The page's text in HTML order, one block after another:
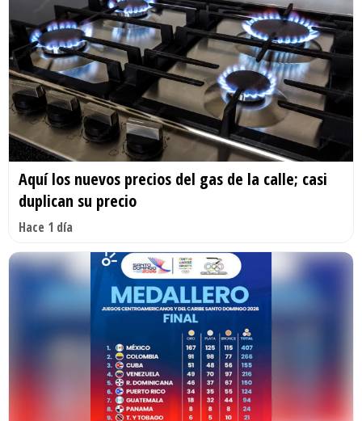
Aquí los nuevos precios del gas de la calle; casi
duplican su precio
Hace 1 día